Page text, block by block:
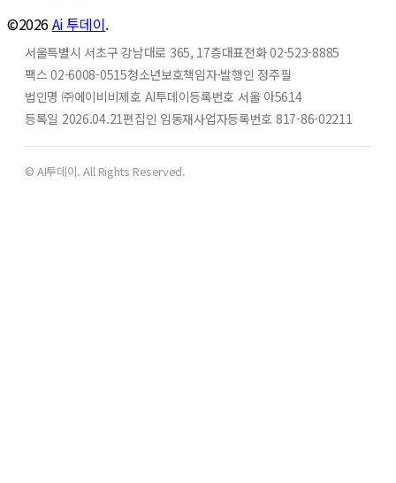
©2026Ai 투데이.
서울특별시 서초구 강남대로 365, 17층대표전화 02-523-8885
팩스 02-6008-0515청소년보호책임자·발행인 정주필
법인명 ㈜에이비비제호 AI투데이등록번호 서울 아5614
등록일 2026.04.21편집인 임동재사업자등록번호 817-86-02211
© AI투데이. All Rights Reserved.